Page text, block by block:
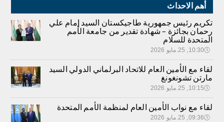
أهم الاحداث
تكريم رئيس جمهورية طاجيكستان السيد إمام علي
رحمان بجائزة – شهادة تقدير من جامعة الأمم
المتحدة للسلام
🕔10:30, 25.مايو 2026
لقاء مع الأمين العام للاتحاد البرلماني الدولي السيد
مارتن تشونغونغ
🕔10:15, 25.مايو 2026
لقاء مع نواب الأمين العام لمنظمة الأمم المتحدة
🕔09:36, 25.مايو 2026